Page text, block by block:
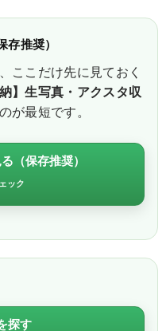
存推奨）
ここだけ先に見ておく
】生写真・アクスタ収
が最短です。
（保存推奨）
ック
探す